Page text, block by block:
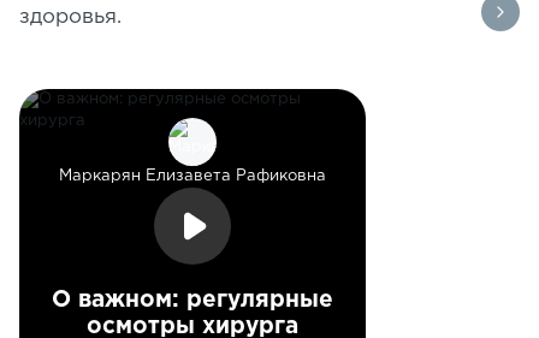
здоровья.
Маркарян Елизавета Рафиковна
О важном: регулярные
осмотры хирурга